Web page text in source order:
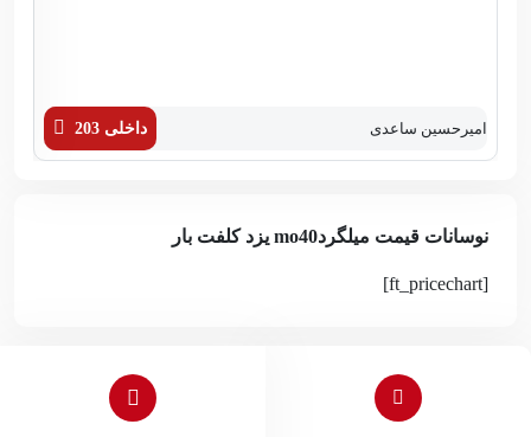
امیرحسین ساعدی داخلی 203
نوسانات قیمت میلگردmo40 یزد کلفت بار
[ft_pricechart]